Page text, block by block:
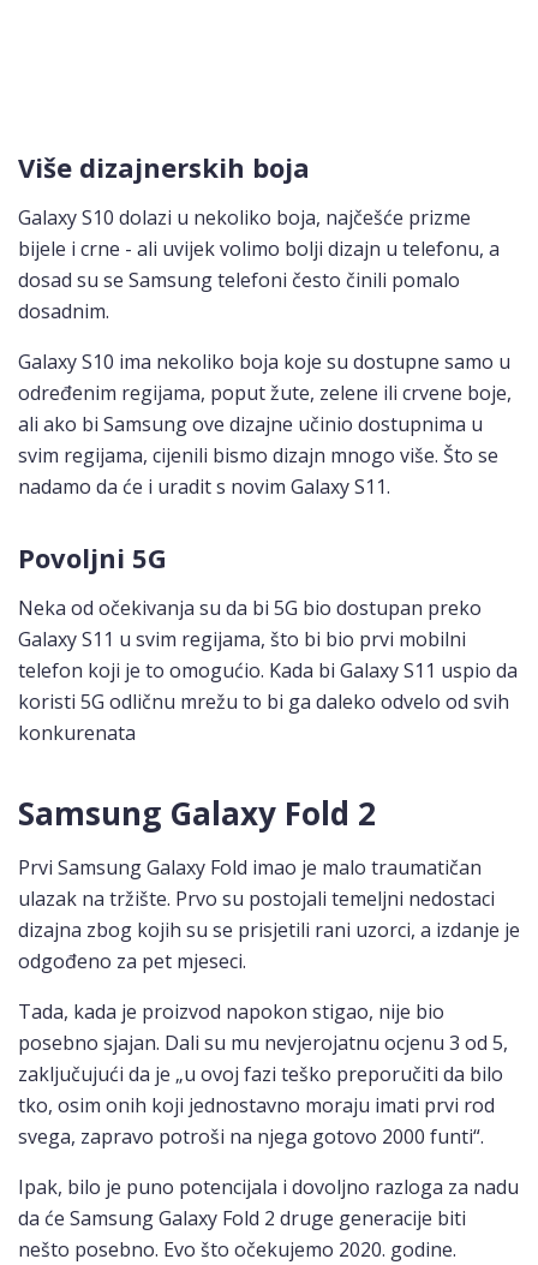
Više dizajnerskih boja
Galaxy S10 dolazi u nekoliko boja, najčešće prizme
bijele i crne - ali uvijek volimo bolji dizajn u telefonu, a
dosad su se Samsung telefoni često činili pomalo
dosadnim.
Galaxy S10 ima nekoliko boja koje su dostupne samo u
određenim regijama, poput žute, zelene ili crvene boje,
ali ako bi Samsung ove dizajne učinio dostupnima u
svim regijama, cijenili bismo dizajn mnogo više. Što se
nadamo da će i uradit s novim Galaxy S11.
Povoljni 5G
Neka od očekivanja su da bi 5G bio dostupan preko
Galaxy S11 u svim regijama, što bi bio prvi mobilni
telefon koji je to omogućio. Kada bi Galaxy S11 uspio da
koristi 5G odličnu mrežu to bi ga daleko odvelo od svih
konkurenata
Samsung Galaxy Fold 2
Prvi Samsung Galaxy Fold imao je malo traumatičan
ulazak na tržište. Prvo su postojali temeljni nedostaci
dizajna zbog kojih su se prisjetili rani uzorci, a izdanje je
odgođeno za pet mjeseci.
Tada, kada je proizvod napokon stigao, nije bio
posebno sjajan. Dali su mu nevjerojatnu ocjenu 3 od 5,
zaključujući da je „u ovoj fazi teško preporučiti da bilo
tko, osim onih koji jednostavno moraju imati prvi rod
svega, zapravo potroši na njega gotovo 2000 funti“.
Ipak, bilo je puno potencijala i dovoljno razloga za nadu
da će Samsung Galaxy Fold 2 druge generacije biti
nešto posebno. Evo što očekujemo 2020. godine.